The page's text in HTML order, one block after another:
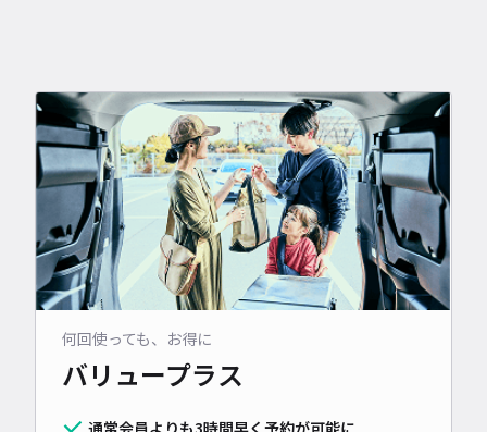
何回使っても、お得に
バリュープラス
通常会員よりも3時間早く予約が可能に